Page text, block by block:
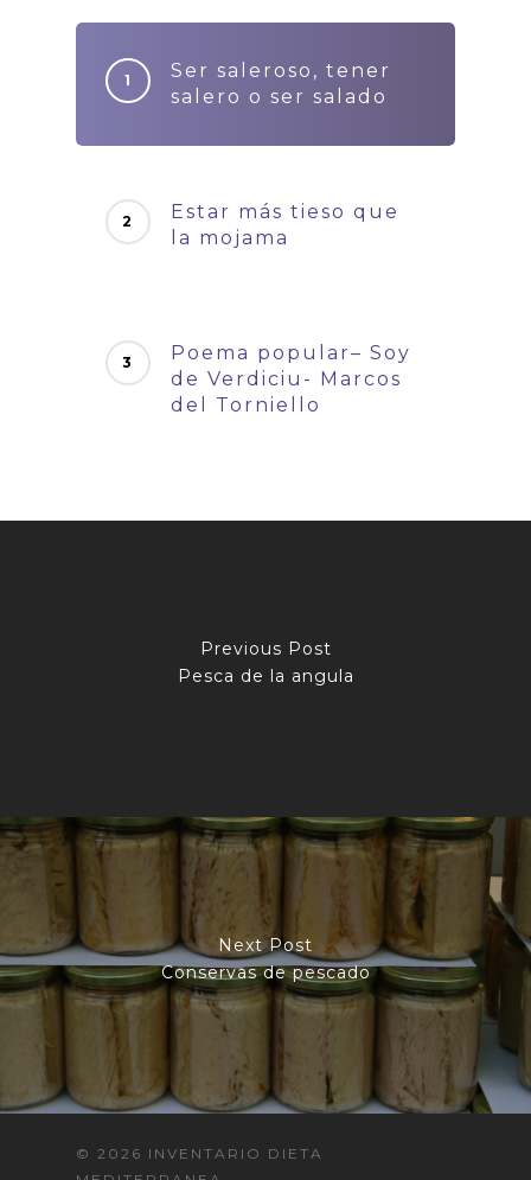
Ser saleroso, tener
salero o ser salado
Estar más tieso que
la mojama
Poema popular– Soy
de Verdiciu- Marcos
del Torniello
Previous Post
Pesca de la angula
Next Post
Conservas de pescado
© 2026 INVENTARIO DIETA